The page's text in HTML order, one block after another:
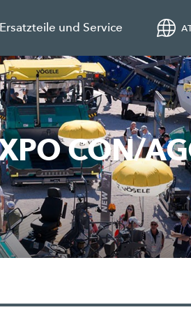
Ersatzteile und Service
CON/